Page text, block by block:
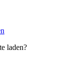
laden?